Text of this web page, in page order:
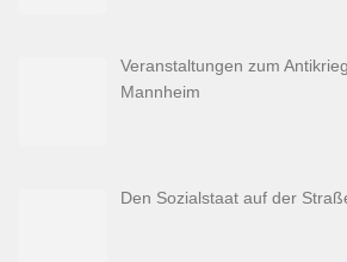
Veranstaltungen zum
Mannheim
Den Sozialstaat auf der